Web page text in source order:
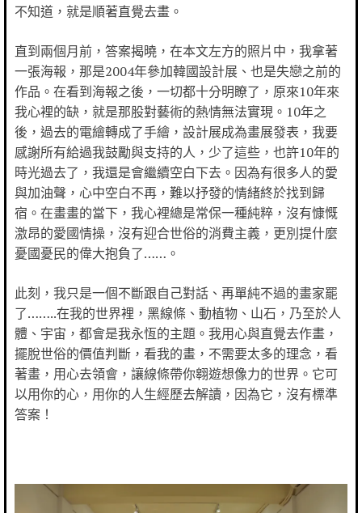
不知道，就是順著直覺去畫。
直到兩個月前，答案揭曉，在本文左方的照片中，我拿著
一張海報，那是2004年參加韓國設計展、也是失戀之前的
作品。在看到海報之後，一切都十分明瞭了，原來10年來
我心裡的缺，就是那股對藝術的熱情無法實現。10年之
後，過去的電繪轉成了手繪，設計展成為畫展發表，我要
感謝所有給過我鼓勵與支持的人，少了這些，也許10年的
時光過去了，我還是會繼續空白下去。因為有很多人的愛
與加油聲，心中空白不再，難以抒發的情緒終於找到歸
宿。在畫畫的當下，我心裡總是常保一種純粹，沒有慷慨
激昂的愛國情操，沒有迎合世俗的消費主義，更別提什麼
憂國憂民的偉大抱負了……。
此刻，我只是一個不斷跟自己對話、再單純不過的畫家罷
了……..在我的世界裡，黑線條、動植物、山石，乃至於人
體、宇宙，都會是我永恆的主題。我用心與直覺去作畫，
擺脫世俗的價值判斷，看我的畫，不需要太多的理念，看
著畫，用心去領會，讓線條帶你翱遊想像力的世界。它可
以用你的心，用你的人生經歷去解讀，因為它，沒有標準
答案！